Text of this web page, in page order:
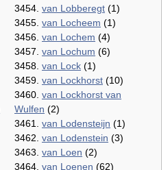
3454. van Lobberegt (1)
3455. van Locheem (1)
3456. van Lochem (4)
3457. van Lochum (6)
3458. van Lock (1)
3459. van Lockhorst (10)
3460. van Lockhorst van
Wulfen (2)
3461. van Lodensteijn (1)
3462. van Lodenstein (3)
3463. van Loen (2)
3464. van Loenen (62)